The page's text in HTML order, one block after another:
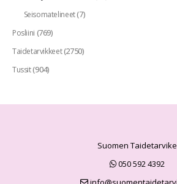
Seisomatelineet(7)
Posliini (769)
Taidetarvikkeet(2750)
Tussit(904)
Suomen Taidetarvike
050 592 4392